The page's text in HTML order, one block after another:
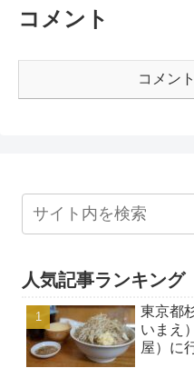
コメント
コメン
人気記事ランキング
東京都
いまえ
屋）に